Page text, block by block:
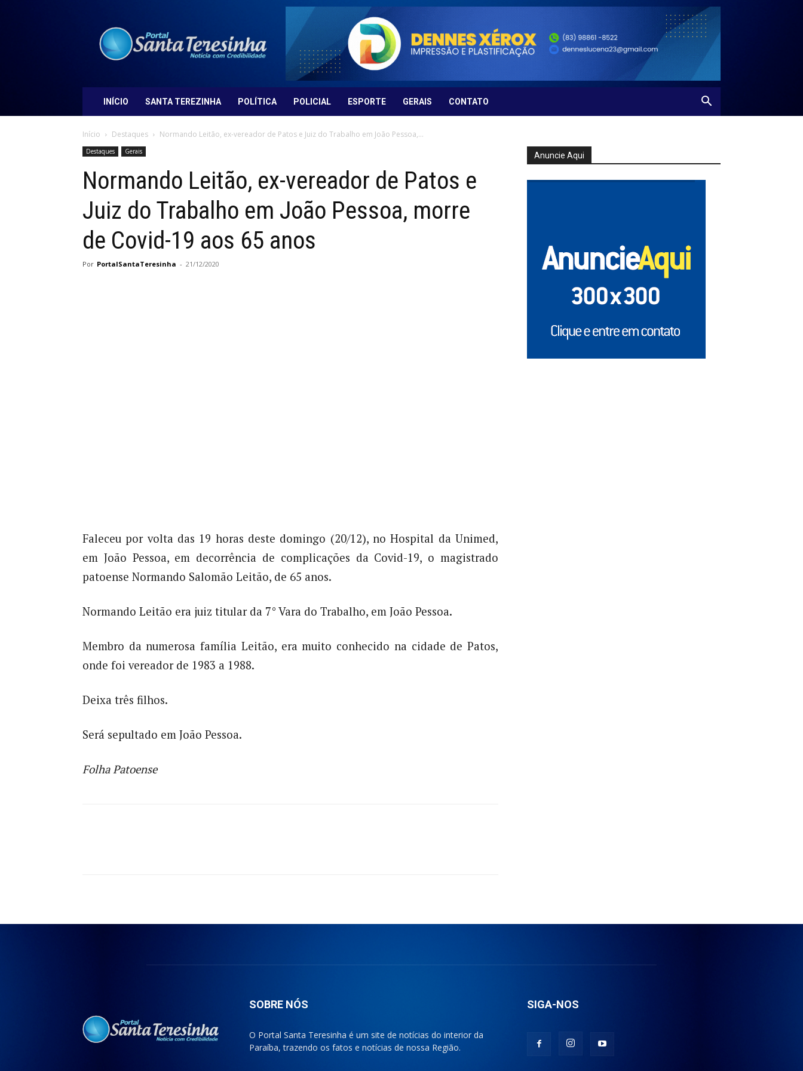
Santa
Teresinha
INÍCIO SANTA TEREZINHA POLÍTICA POLICIAL ESPORTE GERAIS CONTATO
Início Destaques Normando Leitão, ex-vereador de Patos e Juiz do Trabalho em João Pessoa,...
Destaques Gerais
Normando Leitão, ex-vereador de Patos e
Juiz do Trabalho em João Pessoa, morre
de Covid-19 aos 65 anos
Por PortalSantaTeresinha - 21/12/2020
Faleceu por volta das 19 horas deste domingo (20/12), no Hospital da Unimed,
em João Pessoa, em decorrência de complicações da Covid-19, o magistrado
patoense Normando Salomão Leitão, de 65 anos.
Normando Leitão era juiz titular da 7° Vara do Trabalho, em João Pessoa.
Membro da numerosa família Leitão, era muito conhecido na cidade de Patos,
onde foi vereador de 1983 a 1988.
Deixa três filhos.
Será sepultado em João Pessoa.
Folha Patoense
Anuncie Aqui
SOBRE NÓS
O Portal Santa Teresinha é um site de notícias do interior da
Paraíba, trazendo os fatos e notícias de nossa Região.
SIGA-NOS